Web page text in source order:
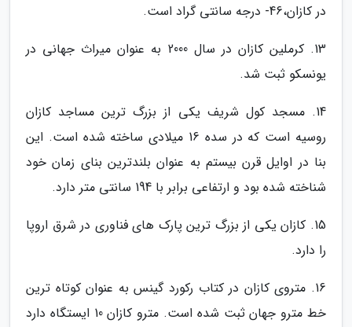
در کازان،46- درجه سانتی گراد است.
13. کرملین کازان در سال 2000 به عنوان میراث جهانی در
یونسکو ثبت شد.
14. مسجد کول شریف یکی از بزرگ ترین مساجد کازان
روسیه است که در سده 16 میلادی ساخته شده است. این
بنا در اوایل قرن بیستم به عنوان بلندترین بنای زمان خود
شناخته شده بود و ارتفاعی برابر با 194 سانتی متر دارد.
15. کازان یکی از بزرگ ترین پارک های فناوری در شرق اروپا
را دارد.
16. متروی کازان در کتاب رکورد گینس به عنوان کوتاه ترین
خط مترو جهان ثبت شده است. مترو کازان 10 ایستگاه دارد